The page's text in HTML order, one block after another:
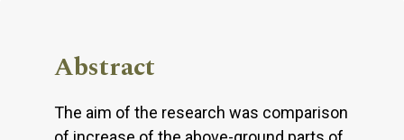
Abstract
The aim of the research was comparison